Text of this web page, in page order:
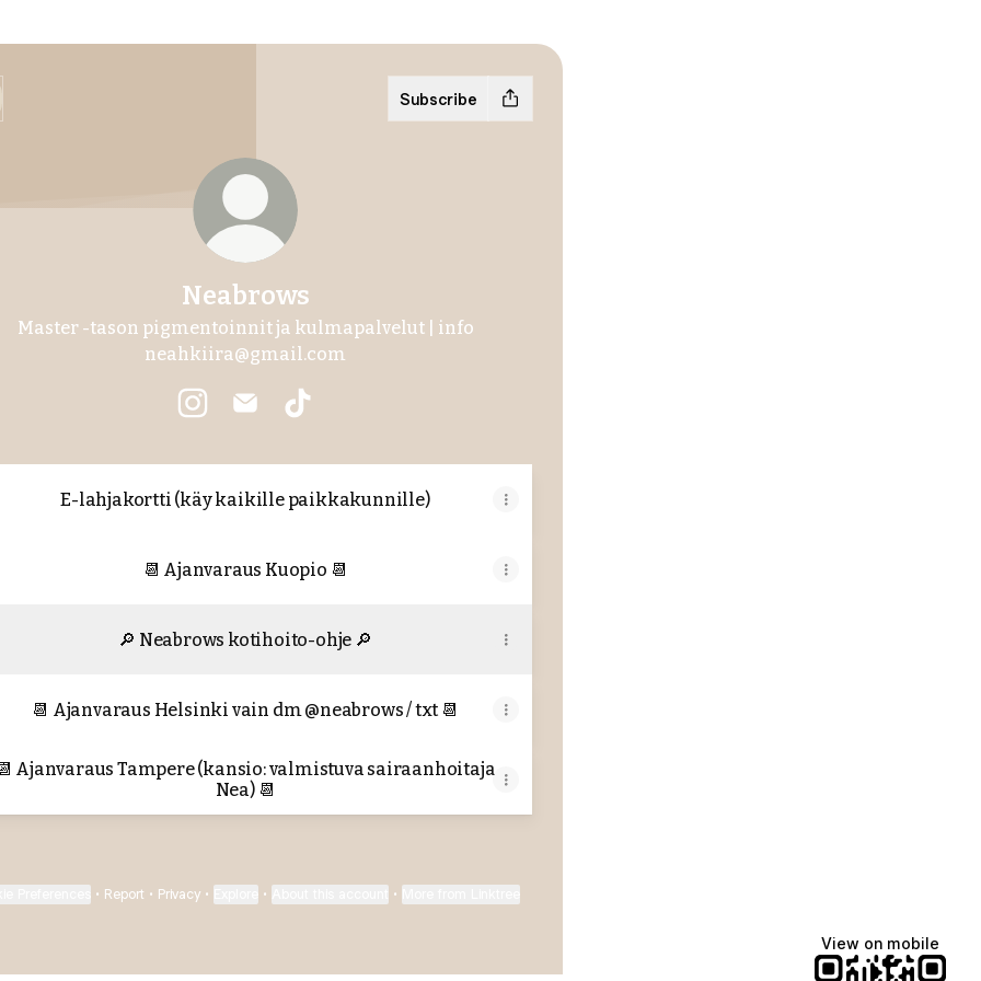
Subscribe
Neabrows
Master -tason pigmentoinnit ja kulmapalvelut | info
neahkiira@gmail.com
E-lahjakortti (käy kaikille paikkakunnille)
📆 Ajanvaraus Kuopio 📆
🔎 Neabrows kotihoito-ohje 🔎
📆 Ajanvaraus Helsinki vain dm @neabrows / txt 📆
Ajanvaraus Tampere (kansio: valmistuva sairaanhoitaja
Nea) 📆
• Report • Privacy • • •
View on mobile